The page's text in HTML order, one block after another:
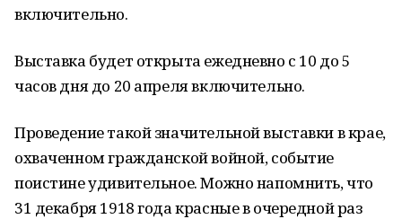
включительно.
Выставка будет открыта ежедневно с 10 до 5
часов дня до 20 апреля включительно.
Проведение такой значительной выставки в крае,
охваченном гражданской войной, событие
поистине удивительное. Можно напомнить, что
31 декабря 1918 года красные в очередной раз